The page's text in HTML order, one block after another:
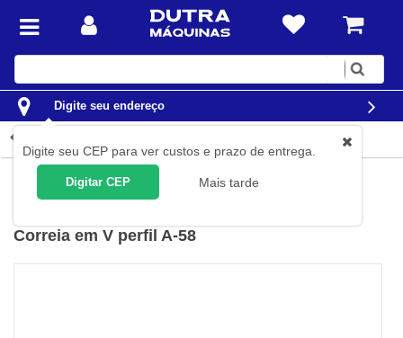
Digite
Digite seu endereço
Digite seu CEP para ver custos e prazo de entrega.
Digitar CEP Mais tarde
Construção Civil Correias para Betoneiras
Correia em V perfil A-58